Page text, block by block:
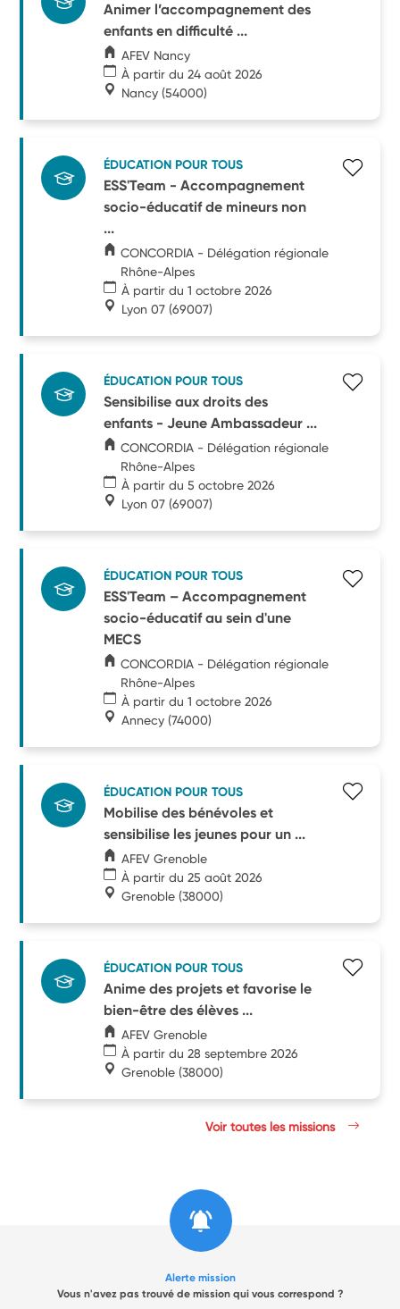
Animer l’accompagnement des
enfants en difficulté ...
AFEV Nancy
À partir du 24 août 2026
Nancy (54000)
ÉDUCATION POUR TOUS
ESS'Team - Accompagnement
socio-éducatif de mineurs non
...
CONCORDIA - Délégation régionale
Rhône-Alpes
À partir du 1 octobre 2026
Lyon 07 (69007)
ÉDUCATION POUR TOUS
Sensibilise aux droits des
enfants - Jeune Ambassadeur ...
CONCORDIA - Délégation régionale
Rhône-Alpes
À partir du 5 octobre 2026
Lyon 07 (69007)
ÉDUCATION POUR TOUS
ESS'Team – Accompagnement
socio-éducatif au sein d'une
MECS
CONCORDIA - Délégation régionale
Rhône-Alpes
À partir du 1 octobre 2026
Annecy (74000)
ÉDUCATION POUR TOUS
Mobilise des bénévoles et
sensibilise les jeunes pour un ...
AFEV Grenoble
À partir du 25 août 2026
Grenoble (38000)
ÉDUCATION POUR TOUS
Anime des projets et favorise le
bien-être des élèves ...
AFEV Grenoble
À partir du 28 septembre 2026
Grenoble (38000)
Voir toutes les missions
Alerte mission
Vous n'avez pas trouvé de mission qui vous correspond ?